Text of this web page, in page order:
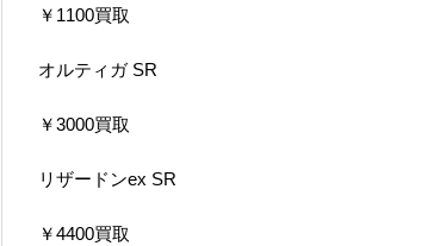
￥1100買取
オルティガ SR
￥3000買取
リザードンex SR
￥4400買取